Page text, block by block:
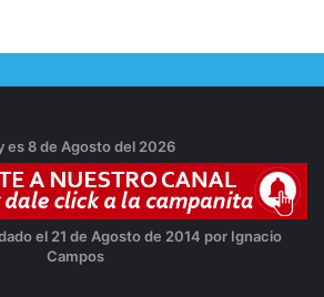
es 8 de Agosto del 2026
el 21 de Agosto de 2014 por Ignacio
Campos